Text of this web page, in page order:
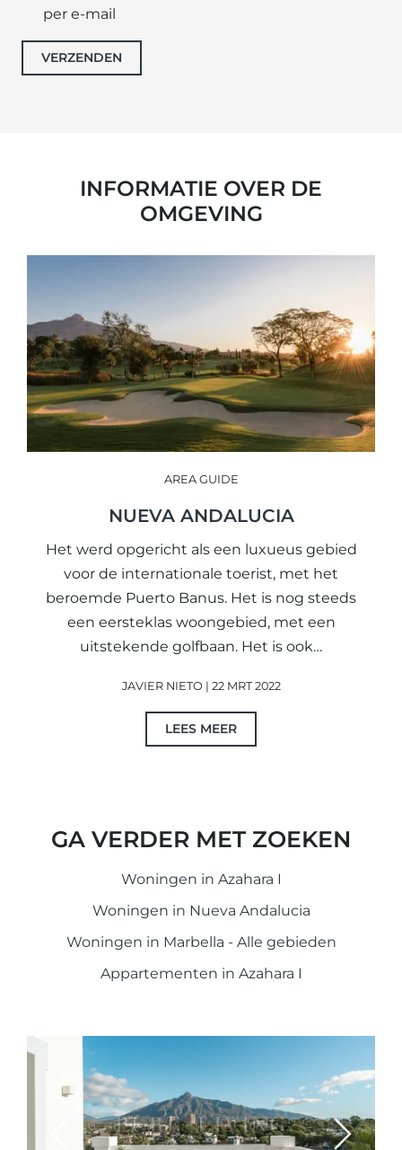
per e-mail
VERZENDEN
INFORMATIE OVER DE
OMGEVING
AREA GUIDE
NUEVA ANDALUCIA
Het werd opgericht als een luxueus gebied
voor de internationale toerist, met het
beroemde Puerto Banus. Het is nog steeds
een eersteklas woongebied, met een
uitstekende golfbaan. Het is ook…
JAVIER NIETO | 22 MRT 2022
LEES MEER
GA VERDER MET ZOEKEN
Woningen in Azahara I
Woningen in Nueva Andalucia
Woningen in Marbella - Alle gebieden
Appartementen in Azahara I
Previous Next